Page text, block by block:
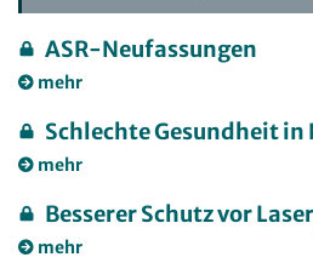
ASR-Neufassungen
mehr
Schlechte Gesundheit
mehr
Besserer Schutz vor
mehr